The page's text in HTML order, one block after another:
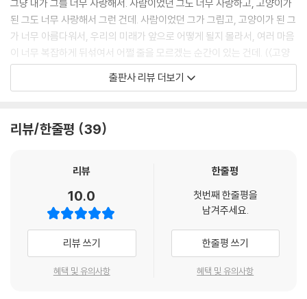
--- p.199 「고양이가 된 나의 입장」 중에서
“글쎄요. 저는 그게 사랑인 것 같아요.”
“어떤 것이요?”
“이해하고 싶어 하고, 궁금해하고 그런 거요.”
그냥 내가 그를 너무 사랑해서. 사람이었던 그도 너무 사랑하고, 고양이가
된 그도 너무 사랑해서 그런 건데. 사람이었던 그가 그립고, 고양이가 된 그
가 너무 아름다워서, 우리의 미래가 앞으로 어떻게 될지 몰라서, 여러 마음
이 너무 복잡하게 뒤섞여서 어쩔 줄을 모르겠는 순간이 있는 건데. (〈고양
이 공원〉, p. 216)
설가 편혜영)이라는 평을 받으며 데뷔한 이종산은 《게으른 삶》 《커스터
지로맨스 《블루마블》, 호러 단편집 《빈 쇼핑백에 들어 있는 것》과 YA소설
폭넓은 지지를 받아왔다.
‘어느 날 전 세계 사람들 앞에 거대 고양이가 나타나 남은 삶을 고양이로 살
선택권을 준다면?’이라는 기발한 설정으로 시작하는 이 책은 하룻밤 사이
사랑하는 이들이 고양이로 변한 세상을 무대로 예기치 못한 삶을 살아가는
출판사 리뷰 더보기
리뷰/한줄평 39
리뷰
10.0
리뷰 쓰기
혜택 및 유의사항
한줄평
첫번째 한줄평을
남겨주세요.
한줄평 쓰기
혜택 및 유의사항